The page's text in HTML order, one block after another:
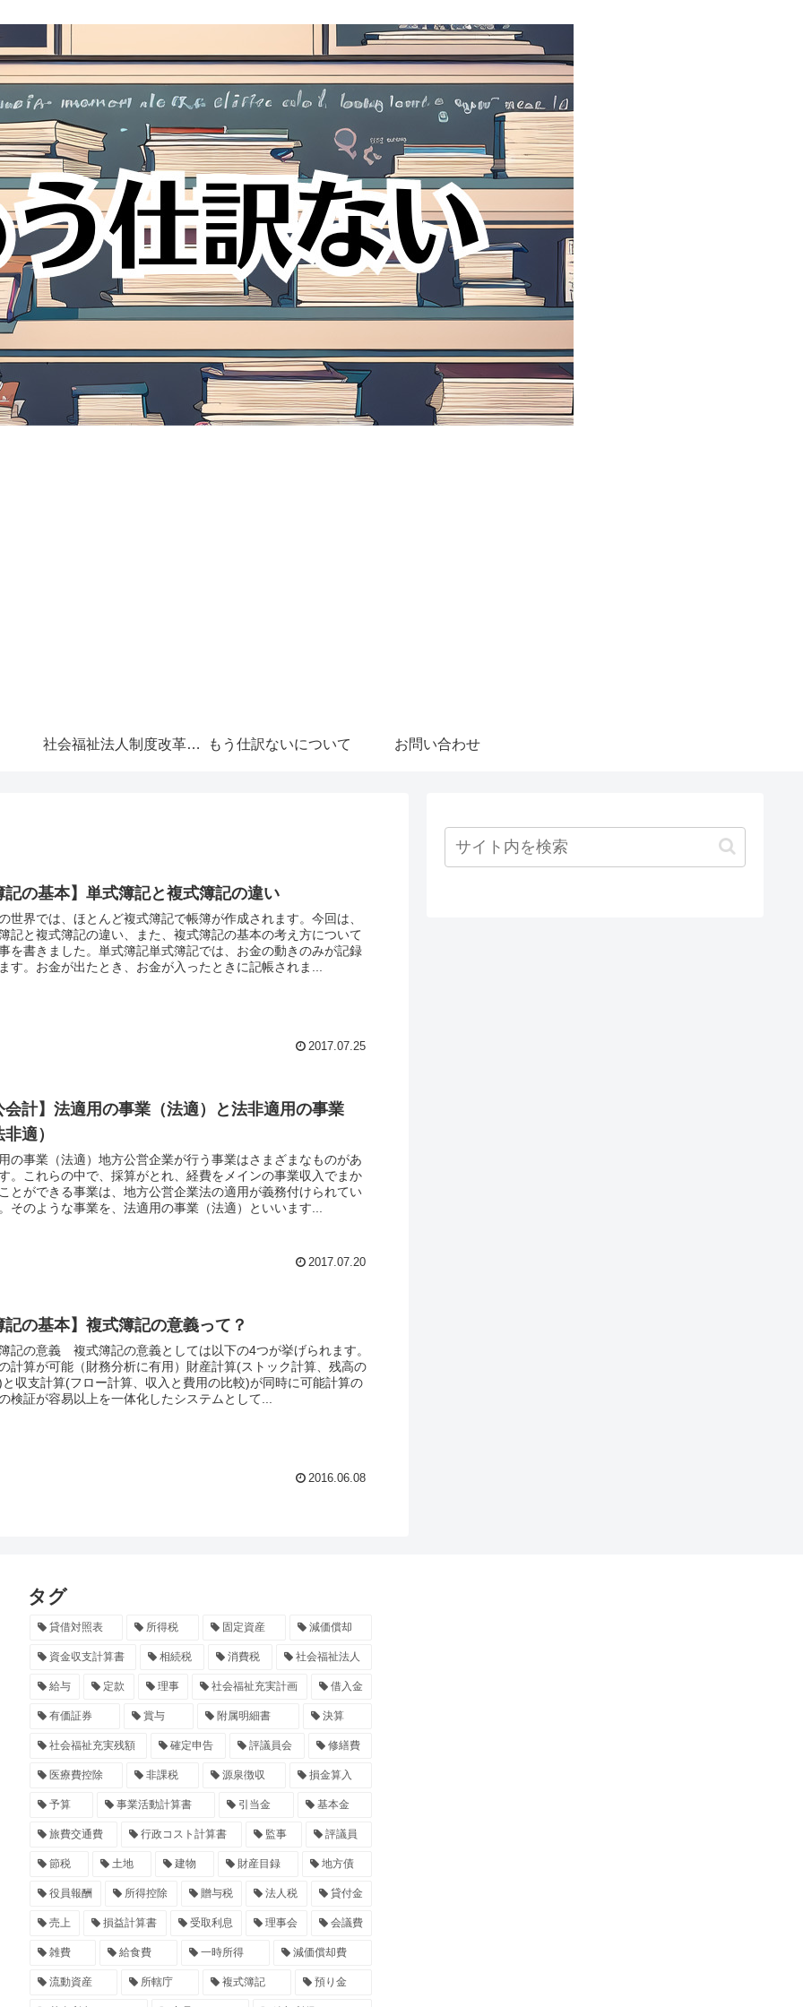
社会福祉法人制度改革に もう仕訳ないについて お問い合わせ
記の基本】単式簿記と複式簿記の違い
世界では、ほとんど複式簿記で帳簿が作成されます。今回は、
記と複式簿記の違い、また、複式簿記の基本の考え方について
を書きました。単式簿記単式簿記では、お金の動きのみが記録
す。お金が出たとき、お金が入ったときに記帳されま...
2017.07.25
会計】法適用の事業（法適）と法非適用の事業
適）
の事業（法適）地方公営企業が行う事業はさまざまなものがあ
。これらの中で、採算がとれ、経費をメインの事業収入でまか
とができる事業は、地方公営企業法の適用が義務付けられてい
そのような事業を、法適用の事業（法適）といいます...
2017.07.20
記の基本】複式簿記の意義って？
記の意義 複式簿記の意義としては以下の4つが挙げられます。
計算が可能（財務分析に有用）財産計算(ストック計算、残高の
と収支計算(フロー計算、収入と費用の比較)が同時に可能計算の
検証が容易以上を一体化したシステムとして...
2016.06.08
タグ
貸借対照表 所得税 固定資産 減価償却
資金収支計算書 相続税 消費税 社会福祉法人
給与 定款 理事 社会福祉充実計画 借入金
有価証券 賞与 附属明細書 決算
社会福祉充実残額 確定申告 評議員会 修繕費
医療費控除 非課税 源泉徴収 損金算入
予算 事業活動計算書 引当金 基本金
旅費交通費 行政コスト計算書 監事 評議員
節税 土地 建物 財産目録 地方債
役員報酬 所得控除 贈与税 法人税 貸付金
売上 損益計算書 受取利息 理事会 会議費
雑費 給食費 一時所得 減価償却費
流動資産 所轄庁 複式簿記 預り金